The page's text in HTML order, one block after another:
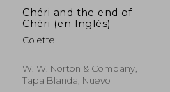
40%
dcto.
$ 1.810
Chéri and the end of
Chéri (en Inglés)
Colette
W. W. Norton & Company,
Tapa Blanda, Nuevo